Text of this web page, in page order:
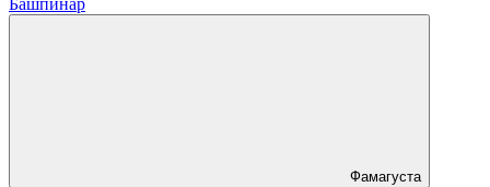
Башпинар
Фамагуста